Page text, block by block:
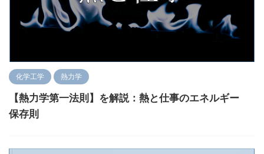
化学工学 熱力学
【熱力学第一法則】を解説：熱と仕事のエネルギー
保存則